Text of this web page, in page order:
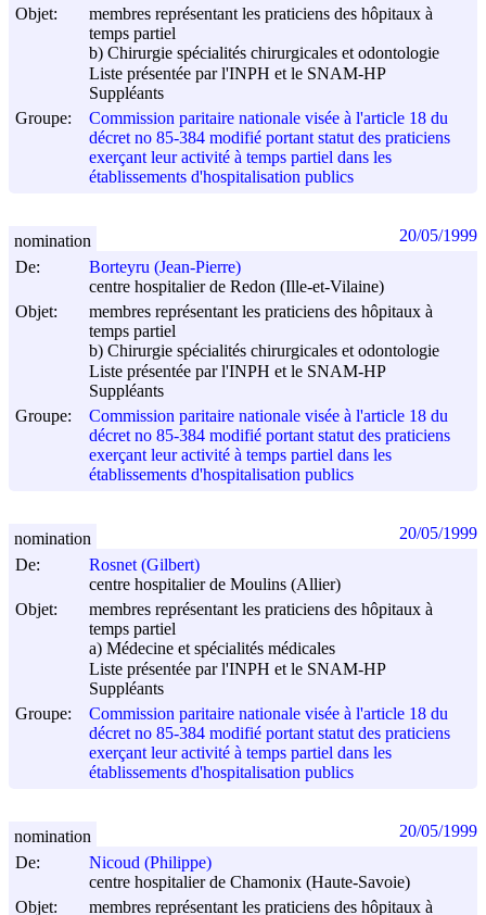
Objet:
membres représentant les praticiens des hôpitaux à
temps partiel
b) Chirurgie spécialités chirurgicales et odontologie
Liste présentée par l'INPH et le SNAM-HP
Suppléants
Groupe:
Commission paritaire nationale visée à l'article 18 du
décret no 85-384 modifié portant statut des praticiens
exerçant leur activité à temps partiel dans les
établissements d'hospitalisation publics
De:
Borteyru (Jean-Pierre)
centre hospitalier de Redon (Ille-et-Vilaine)
Objet:
membres représentant les praticiens des hôpitaux à
temps partiel
b) Chirurgie spécialités chirurgicales et odontologie
Liste présentée par l'INPH et le SNAM-HP
Suppléants
Groupe:
Commission paritaire nationale visée à l'article 18 du
décret no 85-384 modifié portant statut des praticiens
exerçant leur activité à temps partiel dans les
établissements d'hospitalisation publics
nomination 20/05/1999
De:
Rosnet (Gilbert)
centre hospitalier de Moulins (Allier)
Objet:
membres représentant les praticiens des hôpitaux à
temps partiel
a) Médecine et spécialités médicales
Liste présentée par l'INPH et le SNAM-HP
Suppléants
Groupe:
Commission paritaire nationale visée à l'article 18 du
décret no 85-384 modifié portant statut des praticiens
exerçant leur activité à temps partiel dans les
établissements d'hospitalisation publics
nomination 20/05/1999
De:
Nicoud (Philippe)
centre hospitalier de Chamonix (Haute-Savoie)
Objet:
membres représentant les praticiens des hôpitaux à
nomination 20/05/1999